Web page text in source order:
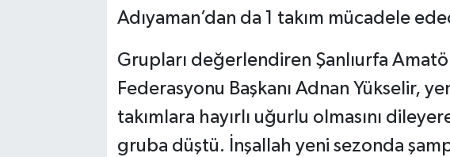
Adıyaman’dan da 1 takım mücadele
Grupları değerlendiren Şanlıurfa
Federasyonu Başkanı Adnan Yükselir,
takımlara hayırlı uğurlu olmasını
gruba düştü. İnşallah yeni sezonda